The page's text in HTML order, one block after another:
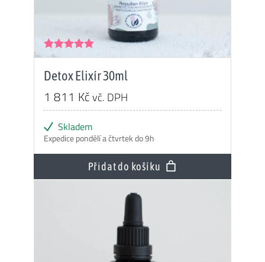
Hodnocení
Detox Elixír 30ml
1 811 Kčvč. DPH
Skladem
Expedice pondělí a čtvrtek do 9h
Přidat do košíku